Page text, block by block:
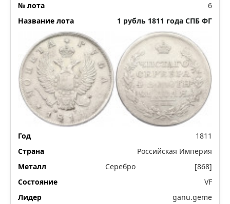
6
1 рубль 1811 года СПБ ФГ
1811
Российская Империя
Серебро
[868]
VF
ganu.geme